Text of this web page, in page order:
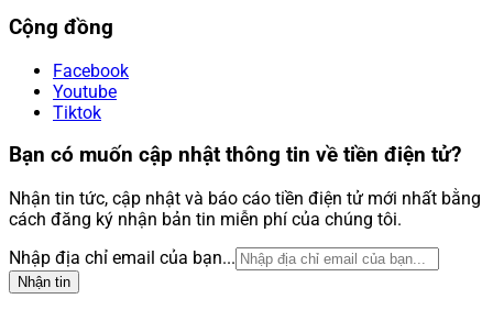
Cộng đồng
Facebook
Youtube
Tiktok
Bạn có muốn cập nhật thông tin về tiền điện tử?
Nhận tin tức, cập nhật và báo cáo tiền điện tử mới nhất bằng
cách đăng ký nhận bản tin miễn phí của chúng tôi.
Nhập địa chỉ email của bạn...
Nhận tin